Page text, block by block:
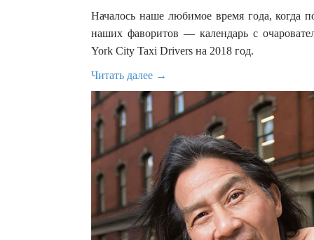
Началось наше любимое время года, когда
наших фаворитов — календарь с
York City Taxi Drivers на 2018 год.
Читать далее →